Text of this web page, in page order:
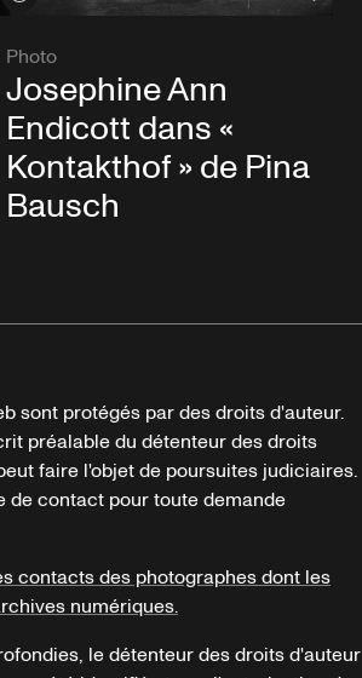
Photo
Josephine Ann
Endicott dans «
Kontakthof » de Pina
Bausch
sont protégés par des droits d'auteur.
préalable du détenteur des droits
faire l'objet de poursuites judiciaires.
de contact pour toute demande
contacts des photographes dont les
numériques.
le détenteur des droits d'auteur